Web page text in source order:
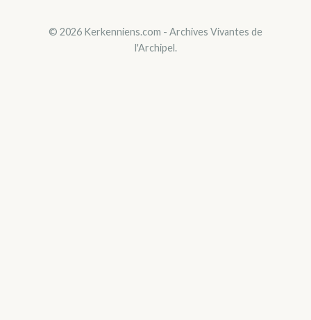
© 2026 Kerkenniens.com - Archives Vivantes de
l'Archipel.